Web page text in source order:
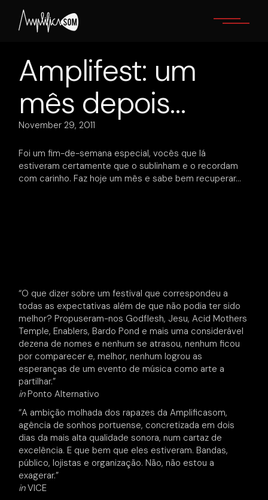
content
Amplifest: um
mês depois…
November 29, 2011
Foi um fim-de-semana especial, vocês que lá
estiveram certamente que o sublinham e o recordam
com carinho. Faz hoje um mês e sabe bem recuperar…
“O que dizer sobre um festival que correspondeu a
todas as expectativas além de que não podia ter sido
melhor? Propuseram-nos Godflesh, Jesu, Acid Mothers
Temple, Enablers, Bardo Pond e mais uma considerável
dezena de nomes e nenhum se atrasou, nenhum ficou
por comparecer e, melhor, nenhum logrou as
esperanças de um evento de música como arte a
partilhar.”
inPonto Alternativo
“A ambição molhada dos rapazes da Amplificasom,
agência de sonhos portuense, concretizada em dois
dias da mais alta qualidade sonora, num cartaz de
excelência. E que bem que eles estiveram. Bandas,
público, lojistas e organização. Não, não estou a
exagerar.”
inVICE